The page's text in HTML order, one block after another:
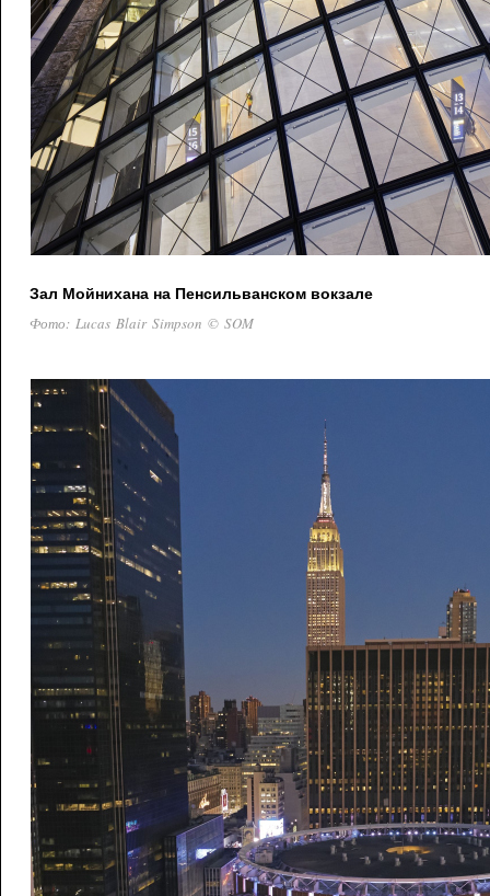
Зал Мойнихана на Пенсильванском вокзале
Фото: Lucas Blair Simpson © SOM